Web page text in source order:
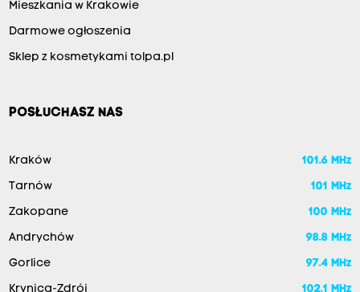
Mieszkania w Krakowie
Darmowe ogłoszenia
Sklep z kosmetykami tolpa.pl
POSŁUCHASZ NAS
Kraków 101.6 MHz
Tarnów 101 MHz
Zakopane 100 MHz
Andrychów 98.8 MHz
Gorlice 97.4 MHz
Krynica-Zdrój 102.1 MHz